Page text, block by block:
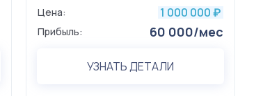
Цена:
1 000 000 ₽
Прибыль: 60 000/мес
УЗНАТЬ ДЕТАЛИ